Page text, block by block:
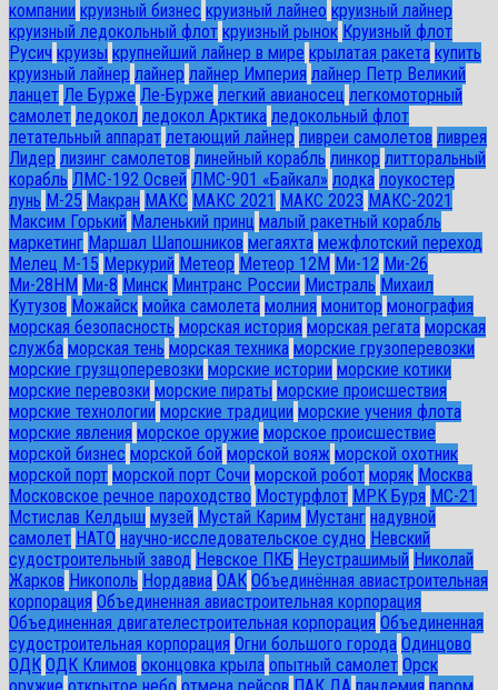
компании круизный бизнес круизный лайнео круизный лайнер
круизный ледокольный флот круизный рынок Круизный флот
Русич круизы крупнейший лайнер в мире крылатая ракета купить
круизный лайнер лайнер лайнер Империя лайнер Петр Великий
ланцет Ле Бурже Ле-Бурже легкий авианосец легкомоторный
самолет ледокол ледокол Арктика ледокольный флот
летательный аппарат летающий лайнер ливреи самолетов ливрея
Лидер лизинг самолетов линейный корабль линкор литторальный
корабль ЛМС-192 Освей ЛМС-901 «Байкал» лодка лоукостер
лунь М-25 Макран МАКС МАКС 2021 МАКС 2023 МАКС-2021
Максим Горький Маленький принц малый ракетный корабль
маркетинг Маршал Шапошников мегаяхта межфлотский переход
Мелец М-15 Меркурий Метеор Метеор 12М Ми-12 Ми-26
Ми-28HM Ми-8 Минск Минтранс России Мистраль Михаил
Кутузов Можайск мойка самолета молния монитор монография
морская безопасность морская история морская регата морская
служба морская тень морская техника морские грузоперевозки
морские грузщоперевозки морские истории морские котики
морские перевозки морские пираты морские происшествия
морские технологии морские традиции морские учения флота
морские явления морское оружие морское происшествие
морской бизнес морской бой морской вояж морской охотник
морской порт морской порт Сочи морской робот моряк Москва
Московское речное пароходство Мостурфлот МРК Буря МС-21
Мстислав Келдыш музей Мустай Карим Мустанг надувной
самолет НАТО научно-исследовательское судно Невский
судостроительный завод Невское ПКБ Неустрашимый Николай
Жарков Никополь Нордавиа ОАК Объединённая авиастроительная
корпорация Объединенная авиастроительная корпорация
Объединенная двигателестроительная корпорация Объединенная
судостроительная корпорация Огни большого города Одинцово
ОДК ОДК Климов оконцовка крыла опытный самолет Орск